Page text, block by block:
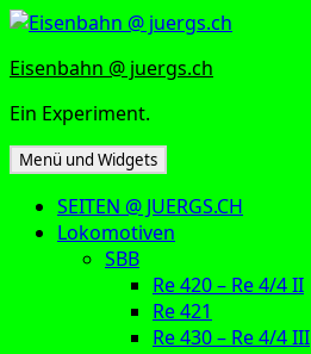
Zum
springen
Eisenbahn @ juergs.ch
Ein Experiment.
Menü und Widgets
SEITEN @ JUERGS.CH
Lokomotiven
SBB
Re 420 – Re 4/4 II
Re 421
Re 430 – Re 4/4 III